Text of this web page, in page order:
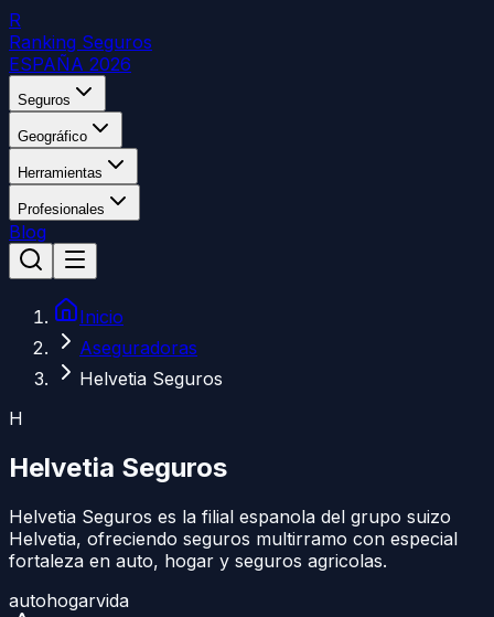
R
Ranking Seguros
ESPAÑA 2026
Seguros
Geográfico
Herramientas
Profesionales
Blog
Inicio
Aseguradoras
Helvetia Seguros
H
Helvetia Seguros
Helvetia Seguros es la filial espanola del grupo suizo
Helvetia, ofreciendo seguros multirramo con especial
fortaleza en auto, hogar y seguros agricolas.
autohogarvida